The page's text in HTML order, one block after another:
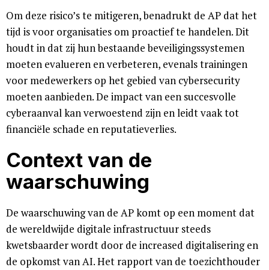
Om deze risico’s te mitigeren, benadrukt de AP dat het
tijd is voor organisaties om proactief te handelen. Dit
houdt in dat zij hun bestaande beveiligingssystemen
moeten evalueren en verbeteren, evenals trainingen
voor medewerkers op het gebied van cybersecurity
moeten aanbieden. De impact van een succesvolle
cyberaanval kan verwoestend zijn en leidt vaak tot
financiële schade en reputatieverlies.
Context van de
waarschuwing
De waarschuwing van de AP komt op een moment dat
de wereldwijde digitale infrastructuur steeds
kwetsbaarder wordt door de increased digitalisering en
de opkomst van AI. Het rapport van de toezichthouder